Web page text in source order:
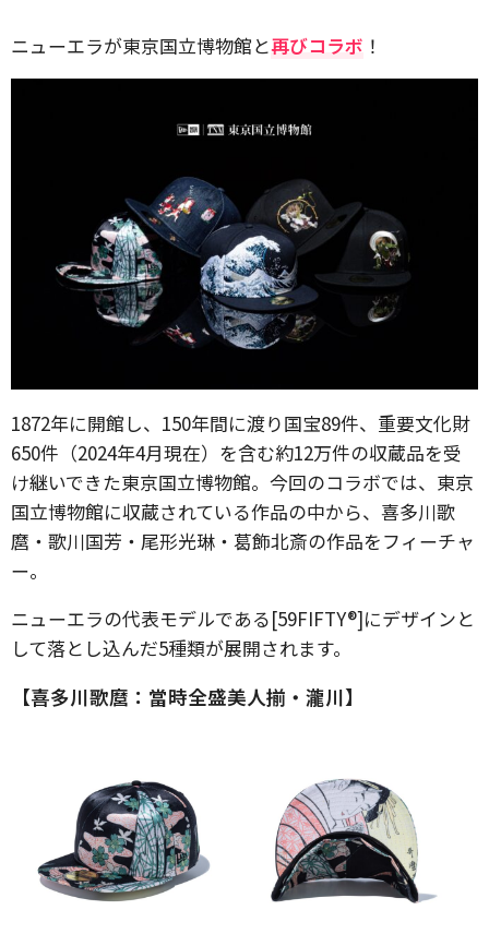
ニューエラが東京国立博物館と再びコラボ ！
1872年に開館し、150年間に渡り国宝89件、重要文化財
650件（2024年4月現在）を含む約12万件の収蔵品を受
け継いできた東京国立博物館。今回のコラボでは、東京
国立博物館に収蔵されている作品の中から、喜多川歌
麿・歌川国芳・尾形光琳・葛飾北斎の作品をフィーチャ
ー。
ニューエラの代表モデルである[59FIFTY®]にデザインと
して落とし込んだ5種類が展開されます。
【喜多川歌麿：當時全盛美人揃・瀧川】